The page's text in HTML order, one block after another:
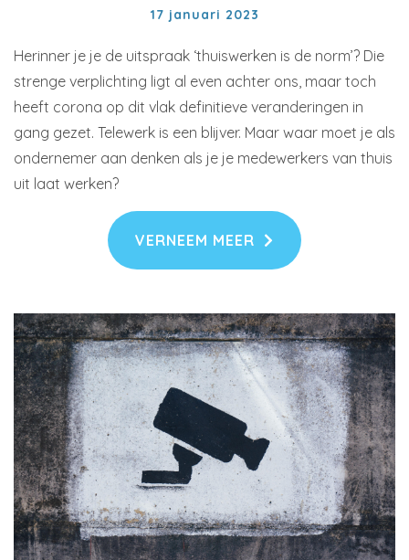
17 januari 2023
Herinner je je de uitspraak ‘thuiswerken is de norm’? Die
strenge verplichting ligt al even achter ons, maar toch
heeft corona op dit vlak definitieve veranderingen in
gang gezet. Telewerk is een blijver. Maar waar moet je als
ondernemer aan denken als je je medewerkers van thuis
uit laat werken?
VERNEEM MEER